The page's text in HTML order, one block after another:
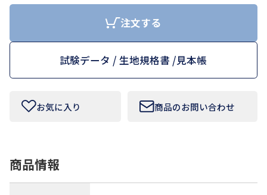
Tamurakoma Textile Baseについて
よくあるご質問
会社概要
プライバシーポリシー
注文する
試験データ / 生地規格書 /見本帳
お気に入り 商品のお問い合わせ
商品情報